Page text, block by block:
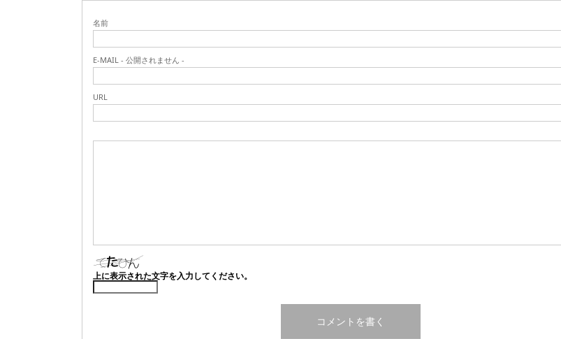
名前
E-MAIL - 公開されません -
URL
上に表示された文字を入力してください。